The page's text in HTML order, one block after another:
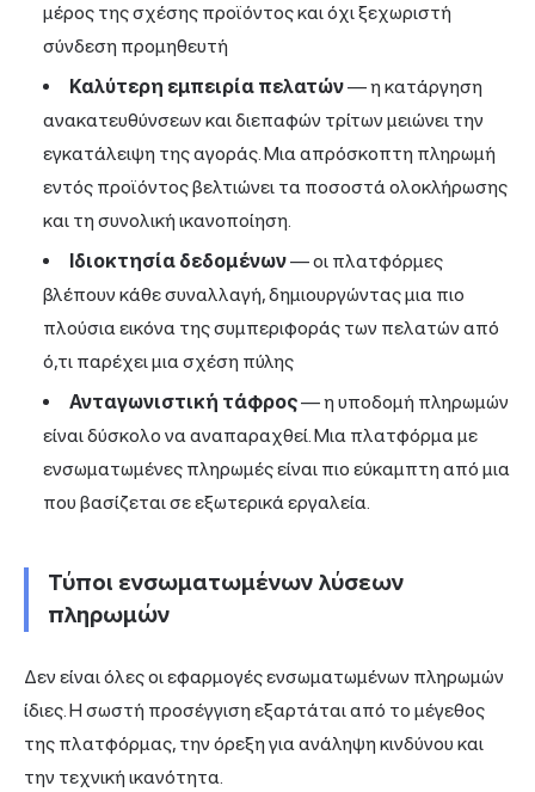
μέρος της σχέσης προϊόντος και όχι ξεχωριστή
σύνδεση προμηθευτή
Καλύτερη εμπειρία πελατών— η κατάργηση
ανακατευθύνσεων και διεπαφών τρίτων μειώνει την
εγκατάλειψη της αγοράς. Μια απρόσκοπτη πληρωμή
εντός προϊόντος βελτιώνει τα ποσοστά ολοκλήρωσης
και τη συνολική ικανοποίηση.
Ιδιοκτησία δεδομένων— οι πλατφόρμες
βλέπουν κάθε συναλλαγή, δημιουργώντας μια πιο
πλούσια εικόνα της συμπεριφοράς των πελατών από
ό,τι παρέχει μια σχέση πύλης
Ανταγωνιστική τάφρος— η υποδομή πληρωμών
είναι δύσκολο να αναπαραχθεί. Μια πλατφόρμα με
ενσωματωμένες πληρωμές είναι πιο εύκαμπτη από μια
που βασίζεται σε εξωτερικά εργαλεία.
Τύποι ενσωματωμένων λύσεων
πληρωμών
Δεν είναι όλες οι εφαρμογές ενσωματωμένων πληρωμών
ίδιες. Η σωστή προσέγγιση εξαρτάται από το μέγεθος
της πλατφόρμας, την όρεξη για ανάληψη κινδύνου και
την τεχνική ικανότητα.